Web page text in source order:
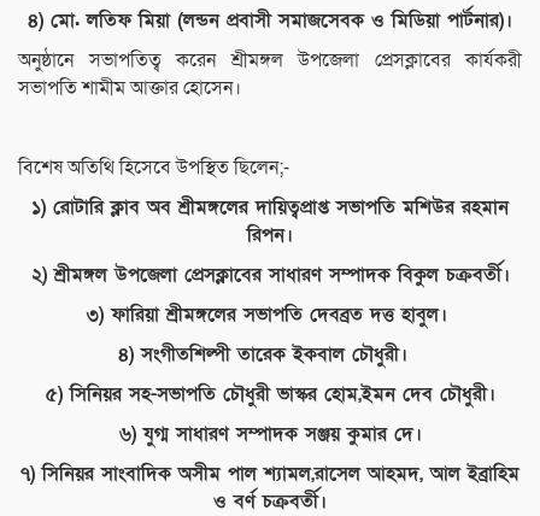
৪) মো. লতিফ মিয়া (লন্ডন প্রবাসী সমাজসেবক ও মিডিয়া পার্টনার)।
অনুষ্ঠানে সভাপতিত্ব করেন শ্রীমঙ্গল উপজেলা প্রেসক্লাবের কার্যকরী
সভাপতি শামীম আক্তার হোসেন।
বিশেষ অতিথি হিসেবে উপস্থিত ছিলেন;-
১) রোটারি ক্লাব অব শ্রীমঙ্গলের দায়িত্বপ্রাপ্ত সভাপতি মশিউর রহমান
রিপন।
২) শ্রীমঙ্গল উপজেলা প্রেসক্লাবের সাধারণ সম্পাদক বিকুল চক্রবর্তী।
৩) ফারিয়া শ্রীমঙ্গলের সভাপতি দেবব্রত দত্ত হাবুল।
৪) সংগীতশিল্পী তারেক ইকবাল চৌধুরী।
৫) সিনিয়র সহ-সভাপতি চৌধুরী ভাস্কর হোম,ইমন দেব চৌধুরী।
৬) যুগ্ম সাধারণ সম্পাদক সঞ্জয় কুমার দে।
৭) সিনিয়র সাংবাদিক অসীম পাল শ্যামল,রাসেল আহমদ, আল ইব্রাহিম
ও বর্ণ চক্রবর্তী।